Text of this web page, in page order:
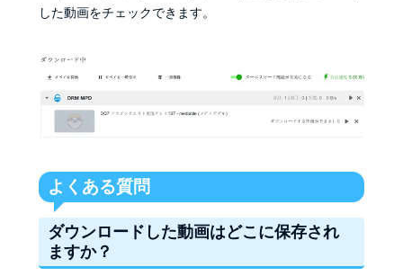
した動画をチェックできます。
よくある質問
ダウンロードした動画はどこに保存され
ますか？